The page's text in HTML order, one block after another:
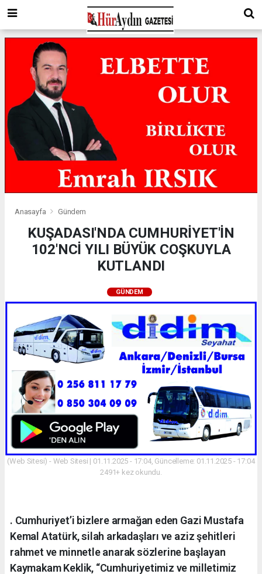
Anasayfa Gündem
KUŞADASI'NDA CUMHURİYET'İN
102'NCİ YILI BÜYÜK COŞKUYLA
KUTLANDI
GÜNDEM
(Web Sitesi) - Web Sitesi | 01.11.2025 - 17:04, Güncelleme: 01.11.2025 - 17:04
2491+ kez okundu.
. Cumhuriyet’i bizlere armağan eden Gazi Mustafa
Kemal Atatürk, silah arkadaşları ve aziz şehitleri
rahmet ve minnetle anarak sözlerine başlayan
Kaymakam Keklik, “Cumhuriyetimiz ve milletimiz